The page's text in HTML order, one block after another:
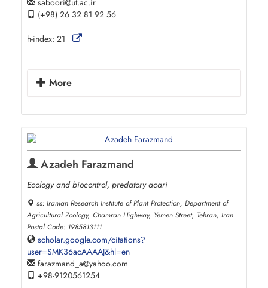
(+98) 26 32 81 92 56
h-index: 21
More
Azadeh Farazmand
Ecology and biocontrol, predatory acari
ss: Iranian Research Institute of Plant Protection, Department of
Agricultural Zoology, Chamran Highway, Yemen Street, Tehran, Iran
Postal Code: 1985813111
scholar.google.com/citations?
user=SMK36acAAAAJ&hl=en
farazmand_a yahoo.com
+98-9120561254